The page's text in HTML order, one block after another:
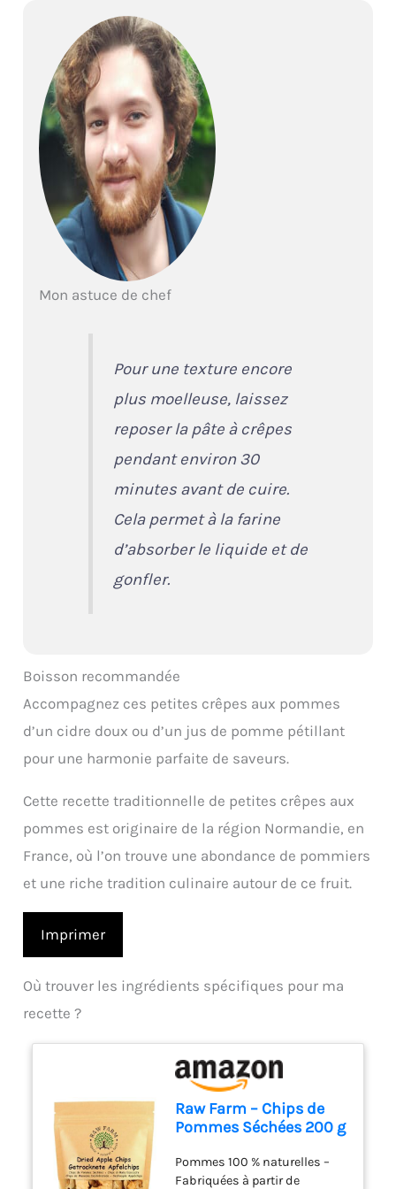
Mon astuce de chef
Pour une texture encore
plus moelleuse, laissez
reposer la pâte à crêpes
pendant environ 30
minutes avant de cuire.
Cela permet à la farine
d’absorber le liquide et de
gonfler.
Boisson recommandée
Accompagnez ces petites crêpes aux pommes
d’un cidre doux ou d’un jus de pomme pétillant
pour une harmonie parfaite de saveurs.
Cette recette traditionnelle de petites crêpes aux
pommes est originaire de la région Normandie, en
France, où l’on trouve une abondance de pommiers
et une riche tradition culinaire autour de ce fruit.
Imprimer
Où trouver les ingrédients spécifiques pour ma
recette ?
Raw Farm – Chips de
Pommes Séchées 200 g
100% Naturelles – Sans
Pépins – Sans Sucre
Pommes 100 % naturelles –
Fabriquées à partir de